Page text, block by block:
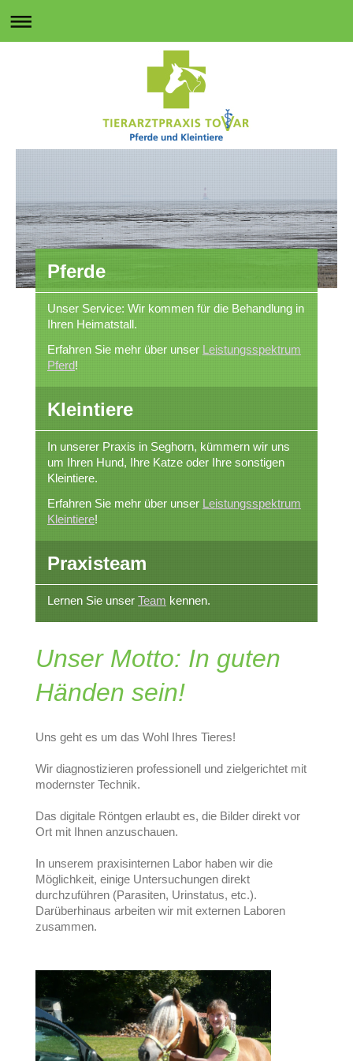
Pferde
Unser Service: Wir kommen für die Behandlung in
Ihren Heimatstall.
Erfahren Sie mehr über unser Leistungsspektrum
Pferd!
Kleintiere
In unserer Praxis in Seghorn, kümmern wir uns
um Ihren Hund, Ihre Katze oder Ihre sonstigen
Kleintiere.
Erfahren Sie mehr über unser Leistungsspektrum
Kleintiere!
Praxisteam
Lernen Sie unser Team kennen.
Unser Motto: In guten
Händen sein!
Uns geht es um das Wohl Ihres Tieres!
Wir diagnostizieren professionell und zielgerichtet mit
modernster Technik.
Das digitale Röntgen erlaubt es, die Bilder direkt vor
Ort mit Ihnen anzuschauen.
In unserem praxisinternen Labor haben wir die
Möglichkeit, einige Untersuchungen direkt
durchzuführen (Parasiten, Urinstatus, etc.).
Darüberhinaus arbeiten wir mit externen Laboren
zusammen.